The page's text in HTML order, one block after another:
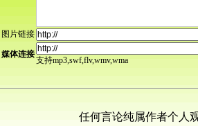
图片链接
媒体连接
支持mp3,swf,flv,wmv,wma
任何言论纯属作者个人